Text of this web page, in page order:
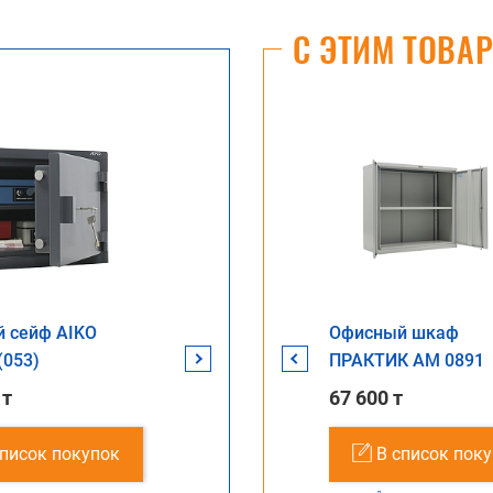
сейф AIKO
покупок
Офисный сейф AIKO
TM-30
В список покупок
TSN.50 EL
В
С ЭТИМ
Верстак Profi (№601)
WT160.WD5/F1.000
Офисный шкаф
ПРАКТИК AM 0891
67 600 т
В список